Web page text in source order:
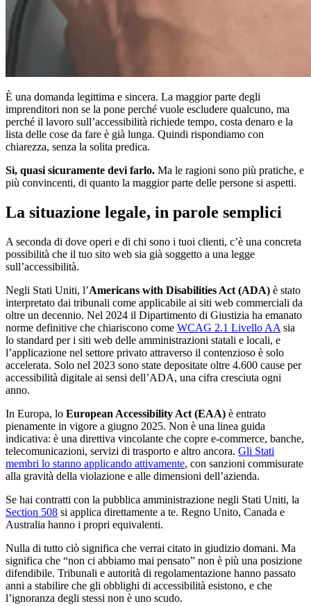
È una domanda legittima e sincera. La maggior parte degli
imprenditori non se la pone perché vuole escludere qualcuno, ma
perché il lavoro sull’accessibilità richiede tempo, costa denaro e la
lista delle cose da fare è già lunga. Quindi rispondiamo con
chiarezza, senza la solita predica.
Sì, quasi sicuramente devi farlo. Ma le ragioni sono più pratiche, e
più convincenti, di quanto la maggior parte delle persone si aspetti.
La situazione legale, in parole semplici
A seconda di dove operi e di chi sono i tuoi clienti, c’è una concreta
possibilità che il tuo sito web sia già soggetto a una legge
sull’accessibilità.
Negli Stati Uniti, l’Americans with Disabilities Act (ADA) è stato
interpretato dai tribunali come applicabile ai siti web commerciali da
oltre un decennio. Nel 2024 il Dipartimento di Giustizia ha emanato
norme definitive che chiariscono come WCAG 2.1 Livello AA sia
lo standard per i siti web delle amministrazioni statali e locali, e
l’applicazione nel settore privato attraverso il contenzioso è solo
accelerata. Solo nel 2023 sono state depositate oltre 4.600 cause per
accessibilità digitale ai sensi dell’ADA, una cifra cresciuta ogni
anno.
In Europa, lo European Accessibility Act (EAA) è entrato
pienamente in vigore a giugno 2025. Non è una linea guida
indicativa: è una direttiva vincolante che copre e-commerce, banche,
telecomunicazioni, servizi di trasporto e altro ancora. Gli Stati
membri lo stanno applicando attivamente, con sanzioni commisurate
alla gravità della violazione e alle dimensioni dell’azienda.
Se hai contratti con la pubblica amministrazione negli Stati Uniti, la
Section 508 si applica direttamente a te. Regno Unito, Canada e
Australia hanno i propri equivalenti.
Nulla di tutto ciò significa che verrai citato in giudizio domani. Ma
significa che “non ci abbiamo mai pensato” non è più una posizione
difendibile. Tribunali e autorità di regolamentazione hanno passato
anni a stabilire che gli obblighi di accessibilità esistono, e che
l’ignoranza degli stessi non è uno scudo.